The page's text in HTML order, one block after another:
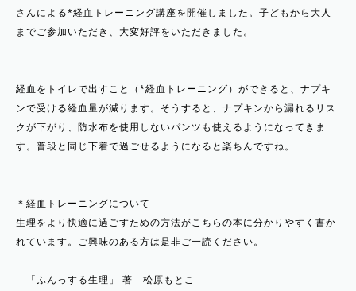
さんによる*経血トレーニング講座を開催しました。子どもから大人
までご参加いただき、大変好評をいただきました。
経血をトイレで出すこと（*経血トレーニング）ができると、ナプキ
ンで受ける経血量が減ります。そうすると、ナプキンから漏れるリス
クが下がり、防水布を使用しないパンツも使えるようになってきま
す。普段と同じ下着で過ごせるようになると楽ちんですね。
＊経血トレーニングについて
生理をより快適に過ごすための方法がこちらの本に分かりやすく書か
れています。ご興味のある方は是非ご一読ください。
「ふんっする生理」 著 松原もとこ